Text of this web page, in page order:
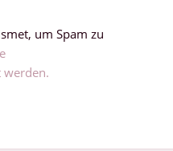
um Spam zu
werden.